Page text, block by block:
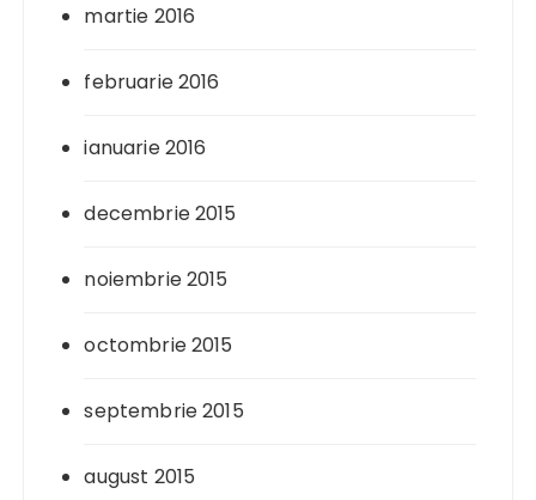
martie 2016
februarie 2016
ianuarie 2016
decembrie 2015
noiembrie 2015
octombrie 2015
septembrie 2015
august 2015